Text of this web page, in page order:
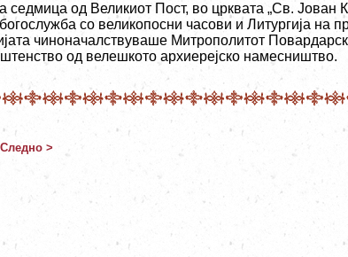
седмица од Великиот Пост, во црквата „Св. Јован
со великопосни часови и Литургија на
чиноначалствуваше Митрополитот
од велешкото архиерејско намесништво.
Следно >